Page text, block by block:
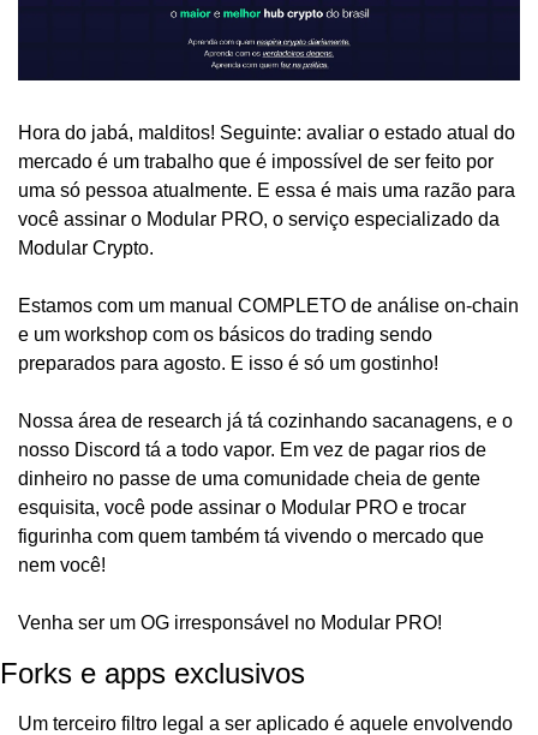
Hora do jabá, malditos! Seguinte: avaliar o estado atual do
mercado é um trabalho que é impossível de ser feito por
uma só pessoa atualmente. E essa é mais uma razão para
você assinar o Modular PRO, o serviço especializado da
Modular Crypto.
Estamos com um manual COMPLETO de análise on-chain
e um workshop com os básicos do trading sendo
preparados para agosto. E isso é só um gostinho!
Nossa área de research já tá cozinhando sacanagens, e o
nosso Discord tá a todo vapor. Em vez de pagar rios de
dinheiro no passe de uma comunidade cheia de gente
esquisita, você pode assinar o Modular PRO e trocar
figurinha com quem também tá vivendo o mercado que
nem você!
Venha ser um OG irresponsável no Modular PRO!
Forks e apps exclusivos
Um terceiro filtro legal a ser aplicado é aquele envolvendo